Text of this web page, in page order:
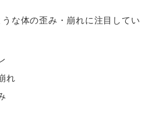
な体の歪み・崩れに注目してい
れ